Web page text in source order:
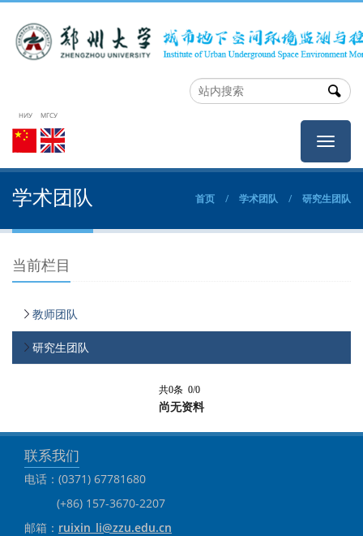
НИУ
МГСУ
НИУ МГСУ
首页 / 学术团队 / 研究生团队
学术团队
当前栏目
教师团队
研究生团队
共0条 0/0
尚无资料
联系我们
电话：(0371) 67781680
(+86) 157-3670-2207
邮箱： ruixin_li@zzu.edu.cn